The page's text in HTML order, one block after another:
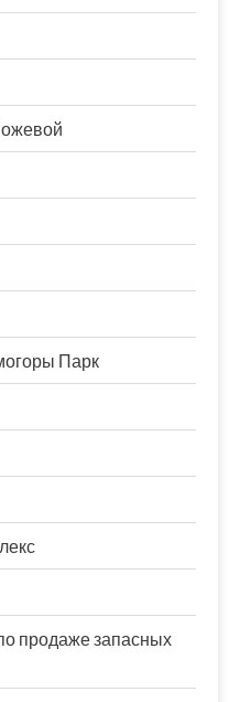
Парк
продаже запасных